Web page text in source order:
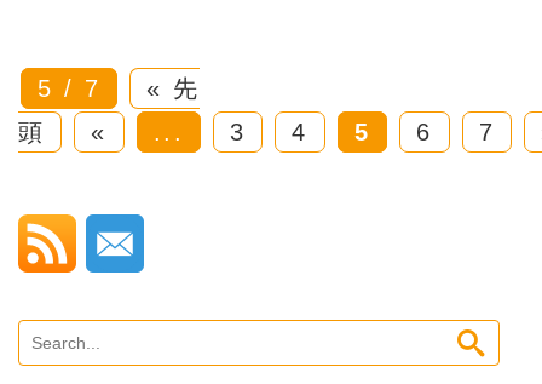
5 / 7
« 先
頭
« ... 3 4 5 6 7